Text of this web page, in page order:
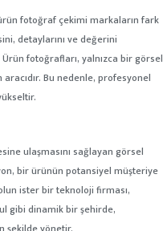
fotoğraf çekimi markaların fark
detaylarını ve değerini
fotoğrafları, yalnızca bir görsel
Bu nedenle, profesyonel
ulaşmasını sağlayan görsel
bir ürünün potansiyel müşteriye
ister bir teknoloji firması,
gibi dinamik bir şehirde,